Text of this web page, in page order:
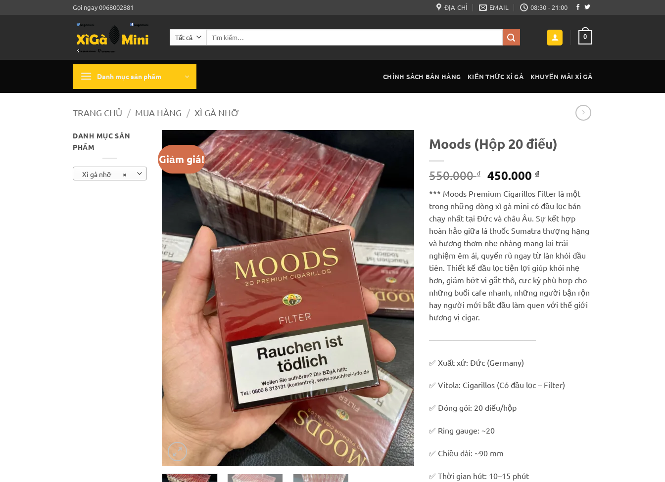
Gọi ngay 0968002881 ĐỊA CHỈ EMAIL 08:30 - 21:00
kiếm:
0
Danh mục sản phẩm CHÍNH SÁCH BÁN HÀNG KIẾN THỨC XÌ GÀ KHUYẾN MÃI XÌ GÀ
TRANG CHỦ / MUA HÀNG / XÌ GÀ NHỠ
DANH MỤC SẢN
PHẨM
×
Xì gà nhỡ
Giảm giá!
Moods (Hộp 20 điếu)
550.000₫ Giá
là:
550.000 ₫.
450.000 ₫Giá
tại
là:
450.000 ₫.
*** Moods Premium Cigarillos Filter là một
trong những dòng xì gà mini có đầu lọc bán
chạy nhất tại Đức và châu Âu. Sự kết hợp
hoàn hảo giữa lá thuốc Sumatra thượng hạng
và hương thơm nhẹ nhàng mang lại trải
nghiệm êm ái, quyến rũ ngay từ làn khói đầu
tiên. Thiết kế đầu lọc tiện lợi giúp khói nhẹ
hơn, giảm bớt vị gắt thô, cực kỳ phù hợp cho
những buổi cafe nhanh, những người bận rộn
hay người mới bắt đầu làm quen với thế giới
hương vị cigar.
—————————————–
✅ Xuất xứ: Đức (Germany)
✅ Vitola: Cigarillos (Có đầu lọc – Filter)
✅ Đóng gói: 20 điếu/hộp
✅ Ring gauge: ~20
✅ Chiều dài: ~90 mm
✅ Thời gian hút: 10–15 phút